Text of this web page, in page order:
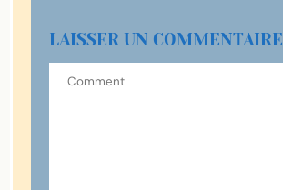
LAISSER UN COMMENTAIRE